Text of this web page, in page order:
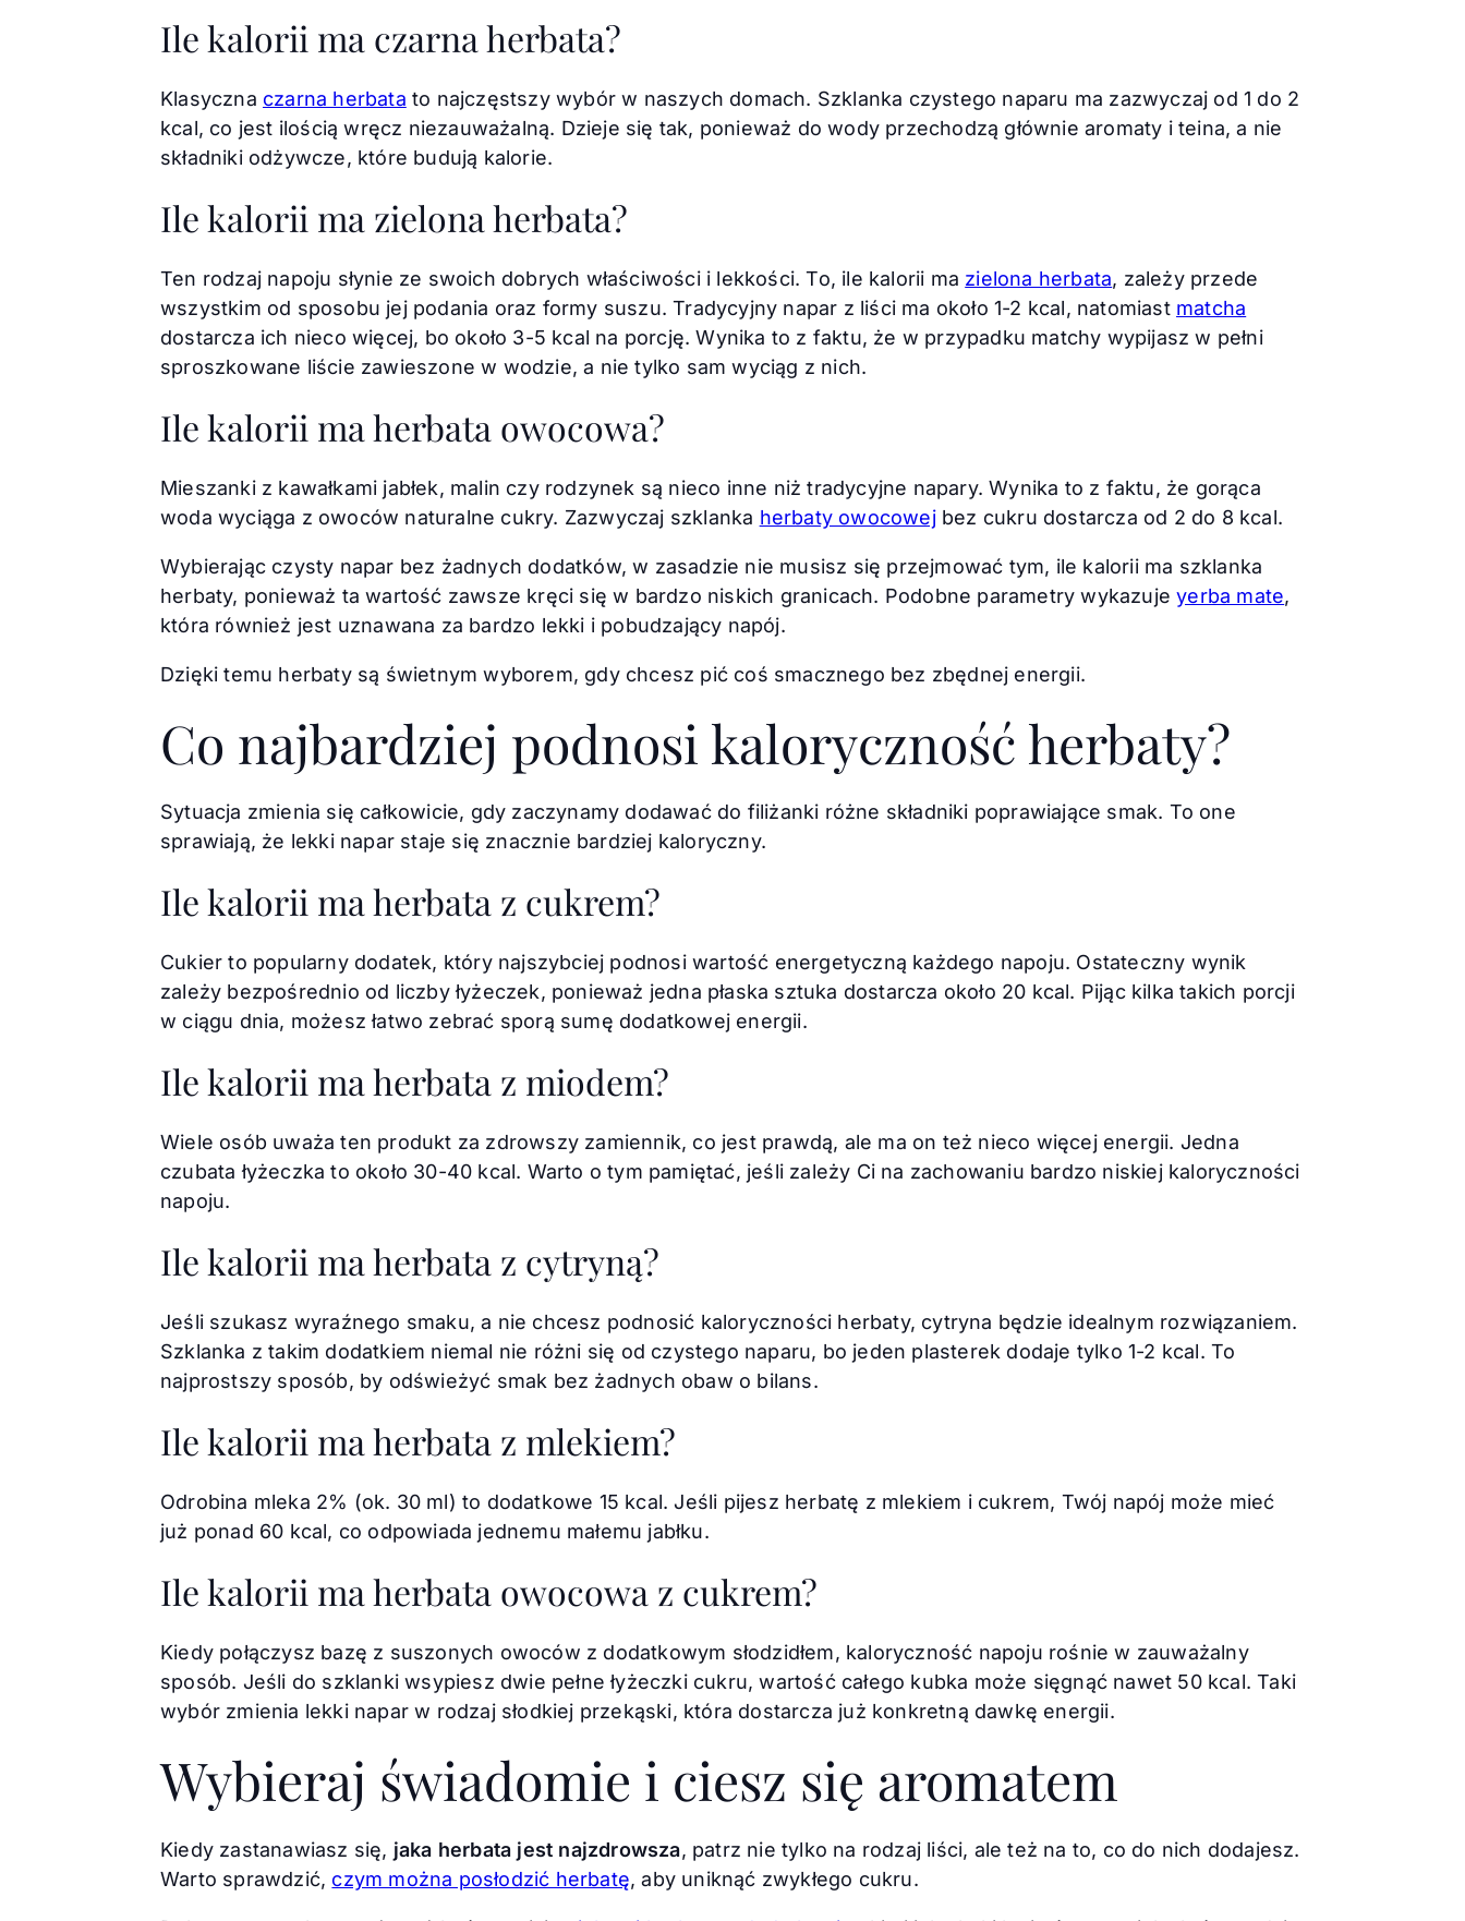
Ile kalorii ma czarna herbata?
Klasyczna czarna herbata to najczęstszy wybór w naszych domach. Szklanka czystego naparu ma zazwyczaj od 1 do 2
kcal, co jest ilością wręcz niezauważalną. Dzieje się tak, ponieważ do wody przechodzą głównie aromaty i teina, a nie
składniki odżywcze, które budują kalorie.
Ile kalorii ma zielona herbata?
Ten rodzaj napoju słynie ze swoich dobrych właściwości i lekkości. To, ile kalorii ma zielona herbata, zależy przede
wszystkim od sposobu jej podania oraz formy suszu. Tradycyjny napar z liści ma około 1-2 kcal, natomiast matcha
dostarcza ich nieco więcej, bo około 3-5 kcal na porcję. Wynika to z faktu, że w przypadku matchy wypijasz w pełni
sproszkowane liście zawieszone w wodzie, a nie tylko sam wyciąg z nich.
Ile kalorii ma herbata owocowa?
Mieszanki z kawałkami jabłek, malin czy rodzynek są nieco inne niż tradycyjne napary. Wynika to z faktu, że gorąca
woda wyciąga z owoców naturalne cukry. Zazwyczaj szklanka herbaty owocowejbez cukru dostarcza od 2 do 8 kcal.
Wybierając czysty napar bez żadnych dodatków, w zasadzie nie musisz się przejmować tym, ile kalorii ma szklanka
herbaty, ponieważ ta wartość zawsze kręci się w bardzo niskich granicach. Podobne parametry wykazujeyerba mate,
która również jest uznawana za bardzo lekki i pobudzający napój.
Dzięki temu herbaty są świetnym wyborem, gdy chcesz pić coś smacznego bez zbędnej energii.
Co najbardziej podnosi kaloryczność herbaty?
Sytuacja zmienia się całkowicie, gdy zaczynamy dodawać do filiżanki różne składniki poprawiające smak. To one
sprawiają, że lekki napar staje się znacznie bardziej kaloryczny.
Ile kalorii ma herbata z cukrem?
Cukier to popularny dodatek, który najszybciej podnosi wartość energetyczną każdego napoju. Ostateczny wynik
zależy bezpośrednio od liczby łyżeczek, ponieważ jedna płaska sztuka dostarcza około 20 kcal. Pijąc kilka takich porcji
w ciągu dnia, możesz łatwo zebrać sporą sumę dodatkowej energii.
Ile kalorii ma herbata z miodem?
Wiele osób uważa ten produkt za zdrowszy zamiennik, co jest prawdą, ale ma on też nieco więcej energii. Jedna
czubata łyżeczka to około 30-40 kcal. Warto o tym pamiętać, jeśli zależy Ci na zachowaniu bardzo niskiej kaloryczności
napoju.
Ile kalorii ma herbata z cytryną?
Jeśli szukasz wyraźnego smaku, a nie chcesz podnosić kaloryczności herbaty, cytryna będzie idealnym rozwiązaniem.
Szklanka z takim dodatkiem niemal nie różni się od czystego naparu, bo jeden plasterek dodaje tylko 1-2 kcal. To
najprostszy sposób, by odświeżyć smak bez żadnych obaw o bilans.
Ile kalorii ma herbata z mlekiem?
Odrobina mleka 2% (ok. 30 ml) to dodatkowe 15 kcal. Jeśli pijesz herbatę z mlekiem i cukrem, Twój napój może mieć
już ponad 60 kcal, co odpowiada jednemu małemu jabłku.
Ile kalorii ma herbata owocowa z cukrem?
Kiedy połączysz bazę z suszonych owoców z dodatkowym słodzidłem, kaloryczność napoju rośnie w zauważalny
sposób. Jeśli do szklanki wsypiesz dwie pełne łyżeczki cukru, wartość całego kubka może sięgnąć nawet 50 kcal. Taki
wybór zmienia lekki napar w rodzaj słodkiej przekąski, która dostarcza już konkretną dawkę energii.
Wybieraj świadomie i ciesz się aromatem
Kiedy zastanawiasz się, jaka herbata jest najzdrowsza, patrz nie tylko na rodzaj liści, ale też na to, co do nich dodajesz.
Warto sprawdzić, czym można posłodzić herbatę, aby uniknąć zwykłego cukru.